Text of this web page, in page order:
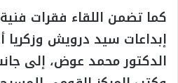
كما تضمن اللقاء فقرات
إبداعات سيد درويش وزكريا
الدكتور محمد عوض، إلى